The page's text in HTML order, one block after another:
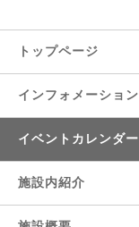
トップページ
インフォメーション
イベントカレンダー
施設内紹介